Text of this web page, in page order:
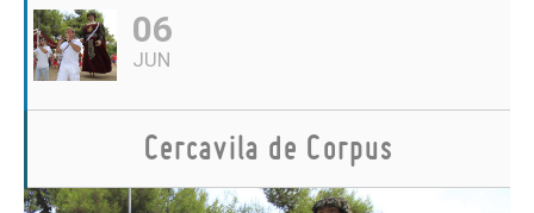
06
JUN
Cercavila de Corpus